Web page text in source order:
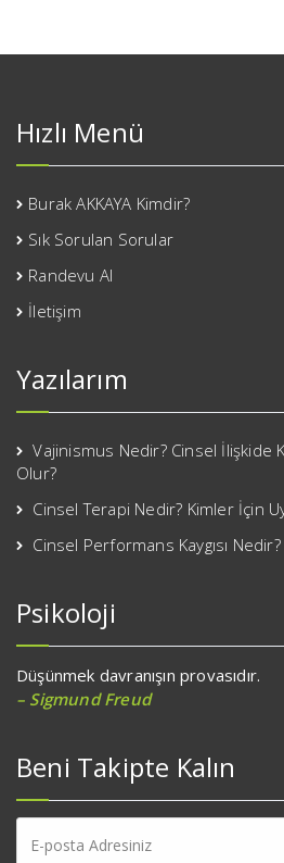
Hızlı Menü
Burak AKKAYA Kimdir?
Sık Sorulan Sorular
Randevu Al
İletişim
Yazılarım
Vajinismus Nedir? Cinsel İlişkide
Olur?
Cinsel Terapi Nedir? Kimler İçin
Cinsel Performans Kaygısı
Psikoloji
Düşünmek davranışın provasıdır.
– Sigmund Freud
Beni Takipte Kalın
posta